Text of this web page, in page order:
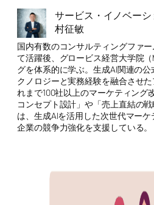
サービス・イノベー
村征敏
国内有数のコンサルティングファ
て活躍後、グロービス経営大学院
グを体系的に学ぶ。生成AI関連の
クノロジーと実務経験を融合させ
れまで100社以上のマーケティング
コンセプト設計」や「売上直結の
は、生成AIを活用した次世代マーケ
企業の競争力強化を支援している。